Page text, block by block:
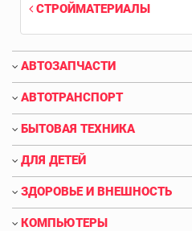
СТРОЙМАТЕРИАЛЫ
АВТОЗАПЧАСТИ
АВТОТРАНСПОРТ
БЫТОВАЯ ТЕХНИКА
ДЛЯ ДЕТЕЙ
ЗДОРОВЬЕ И ВНЕШНОСТЬ
КОМПЬЮТЕРЫ